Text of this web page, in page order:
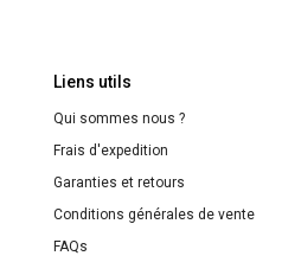
Liens utils
Qui sommes nous ?
Frais d'expedition
Garanties et retours
Conditions générales de vente
FAQs